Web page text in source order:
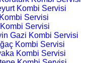
Kombi Servisi
Servisi
Servisi
Gazi Kombi Servisi
Kombi Servisi
Kombi Servisi